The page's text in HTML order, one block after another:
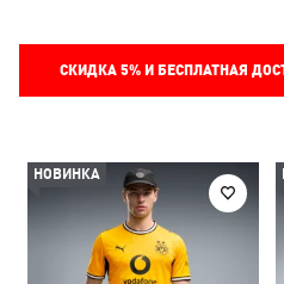
СКИДКА 5%И БЕСПЛАТНАЯ
НОВИНКА